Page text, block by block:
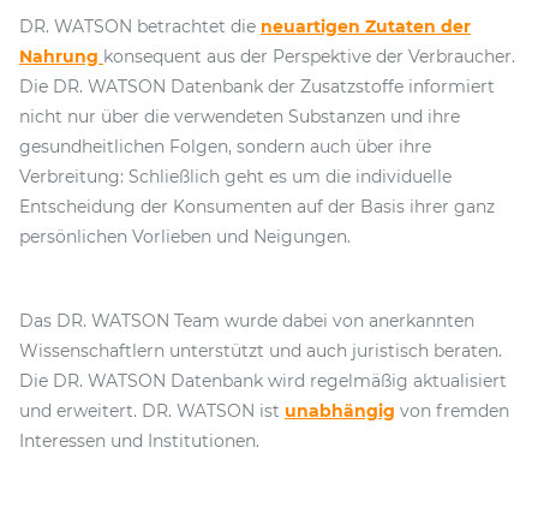
DR. WATSON betrachtet die neuartigen Zutaten der
Nahrung konsequent aus der Perspektive der Verbraucher.
Die DR. WATSON Datenbank der Zusatzstoffe informiert
nicht nur über die verwendeten Substanzen und ihre
gesundheitlichen Folgen, sondern auch über ihre
Verbreitung: Schließlich geht es um die individuelle
Entscheidung der Konsumenten auf der Basis ihrer ganz
persönlichen Vorlieben und Neigungen.
Das DR. WATSON Team wurde dabei von anerkannten
Wissenschaftlern unterstützt und auch juristisch beraten.
Die DR. WATSON Datenbank wird regelmäßig aktualisiert
und erweitert. DR. WATSON ist unabhängig von fremden
Interessen und Institutionen.